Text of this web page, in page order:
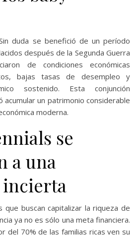
duda se benefició de un período
después de la Segunda Guerra
de condiciones económicas
bajas tasas de desempleo y
sostenido. Esta conjunción
un patrimonio considerable
moderna.
se
a una
que buscan capitalizar la riqueza de
ya no es sólo una meta financiera.
del 70% de las familias ricas ven su